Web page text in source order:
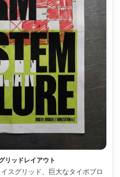
リッドレイアウト
スグリッド、巨大なタイポブロ